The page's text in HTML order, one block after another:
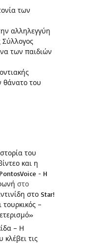
των
αλληλεγγύη
Σύλλογος
των παιδιών
θάνατο του
του
και η
- H
στο
στο Star!
–
– Η
κλέβει τις